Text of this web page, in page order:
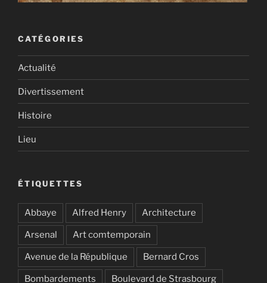
CATÉGORIES
Actualité
Divertissement
Histoire
Lieu
ÉTIQUETTES
Abbaye Alfred Henry Architecture
Arsenal Art comtemporain
Avenue de la République Bernard Cros
Bombardements Boulevard de Strasbourg